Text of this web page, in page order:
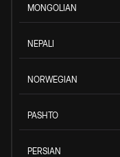
MONGOLIAN
NEPALI
NORWEGIAN
PASHTO
PERSIAN